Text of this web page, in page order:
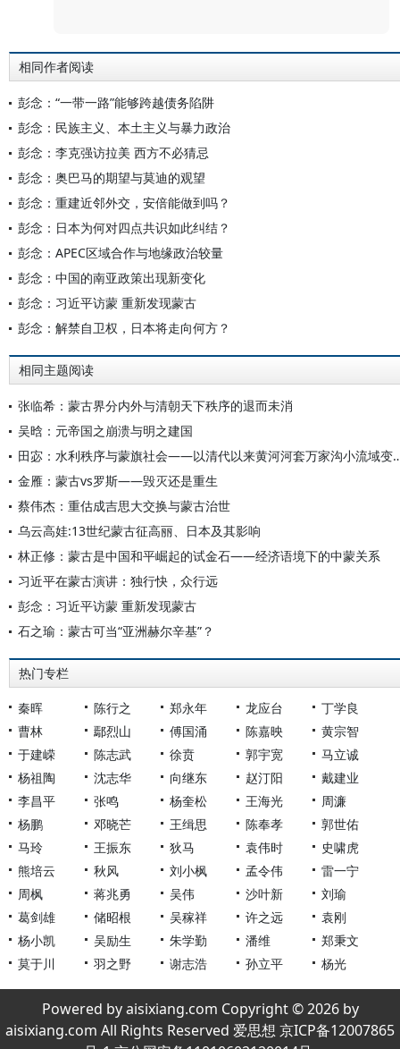
相同作者阅读
彭念：“一带一路”能够跨越债务陷阱
彭念：民族主义、本土主义与暴力政治
彭念：李克强访拉美 西方不必猜忌
彭念：奥巴马的期望与莫迪的观望
彭念：重建近邻外交，安倍能做到吗？
彭念：日本为何对四点共识如此纠结？
彭念：APEC区域合作与地缘政治较量
彭念：中国的南亚政策出现新变化
彭念：习近平访蒙 重新发现蒙古
彭念：解禁自卫权，日本将走向何方？
相同主题阅读
张临希：蒙古界分内外与清朝天下秩序的退而未消
吴晗：元帝国之崩溃与明之建国
田宓：水利秩序与蒙旗社会——
金雁：蒙古vs罗斯——毁灭还是重生
蔡伟杰：重估成吉思大交换与蒙古治世
乌云高娃:13世纪蒙古征高丽、日本及其影响
林正修：蒙古是中国和平崛起的试金石——经济语境下的中蒙关系
习近平在蒙古演讲：独行快，众行远
彭念：习近平访蒙 重新发现蒙古
石之瑜：蒙古可当“亚洲赫尔辛基”？
热门专栏
秦晖 陈行之 郑永年 龙应台
丁学良
曹林
鄢烈山 傅国涌 陈嘉映
黄宗智
于建嵘
陈志武 徐贲 郭宇宽
马立诚
杨祖陶
沈志华 向继东 赵汀阳
戴建业
李昌平
张鸣 杨奎松 王海光
周濂
杨鹏
邓晓芒 王缉思 陈奉孝
郭世佑
马玲
王振东 狄马 袁伟时
史啸虎
熊培云
秋风 刘小枫 孟令伟
雷一宁
周枫
蒋兆勇 吴伟 沙叶新
刘瑜
葛剑雄
储昭根 吴稼祥 许之远
袁刚
杨小凯
吴励生 朱学勤 潘维
郑秉文
莫于川
羽之野 谢志浩 孙立平 杨光
Powered by aisixiang.com Copyright © 2026 by
aisixiang.com All Rights Reserved 爱思想 京ICP备12007865